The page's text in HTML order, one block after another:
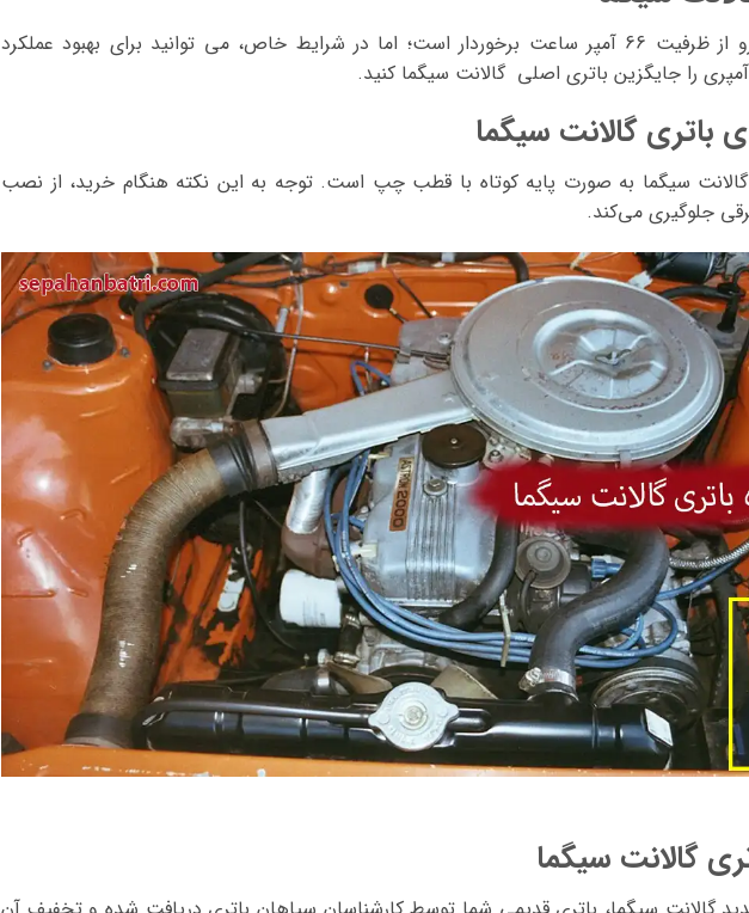
باتری فابریک این خودرو از ظرفیت 66 آمپر ساعت برخوردار است؛ اما در شرایط خاص، می توانید برای بهبود عملکرد
گالانت سیگما
گالانت سیگما به صورت پایه کوتاه با قطب چپ است. توجه به این نکته هنگام خرید، از نصب
جلوگیری می‌کند.
گالانت سیگما